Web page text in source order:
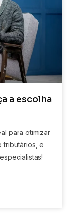
a escolha
para otimizar
tributários, e